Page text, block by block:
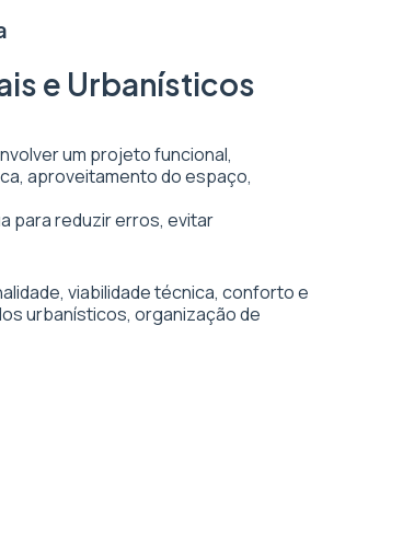
e Urbanísticos
um projeto funcional,
aproveitamento do espaço,
para reduzir erros, evitar
viabilidade técnica, conforto e
urbanísticos, organização de